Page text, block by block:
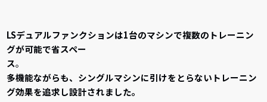
LSデュアルファンクションは1台のマシンで複数のトレーニン
グが可能で省スペー
ス
多機能ながらも、シングルマシンに引けをとらないトレーニン
グ効果を追求し設計されました。